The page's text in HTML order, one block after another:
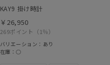
KAY9 掛け時計
269ポイント （1％）
￥26,950
バリエーション：あり
在庫：○